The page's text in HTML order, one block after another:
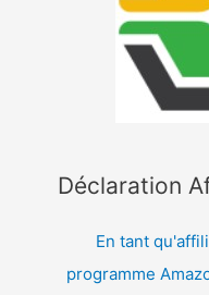
Déclaration
En tant
programme